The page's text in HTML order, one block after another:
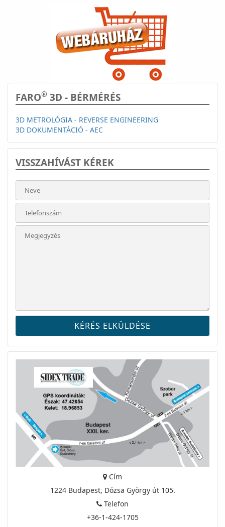
FARO® 3D - BÉRMÉRÉS
3D METROLÓGIA - REVERSE ENGINEERING
3D DOKUMENTÁCIÓ - AEC
VISSZAHÍVÁST KÉREK
Cím
1224 Budapest, Dózsa György út 105.
Telefon
+36-1-424-1705